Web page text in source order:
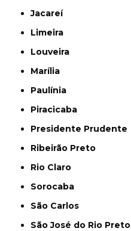
Jacareí
Limeira
Louveira
Marília
Paulínia
Piracicaba
Presidente Prudente
Ribeirão Preto
Rio Claro
Sorocaba
São Carlos
São José do Rio Preto